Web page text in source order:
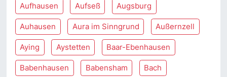
Aufhausen Aufseß Augsburg
Auhausen Aura im Sinngrund Außernzell
Aying Aystetten Baar-Ebenhausen
Babenhausen Babensham Bach